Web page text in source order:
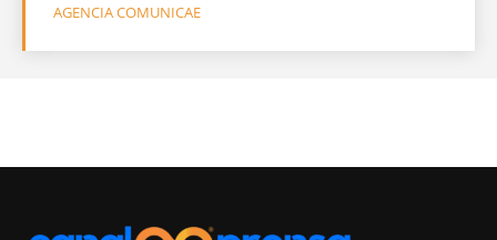
AGENCIA COMUNICAE